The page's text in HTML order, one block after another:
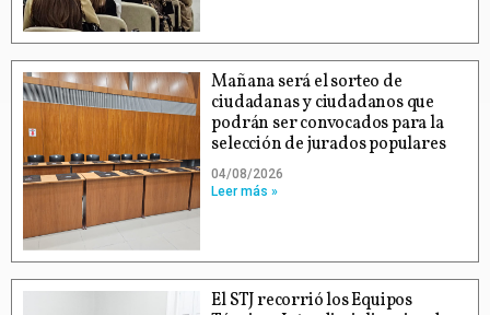
Mañana será el sorteo de
ciudadanas y ciudadanos que
podrán ser convocados para la
selección de jurados populares
04/08/2026
Leer más »
El STJ recorrió los Equipos